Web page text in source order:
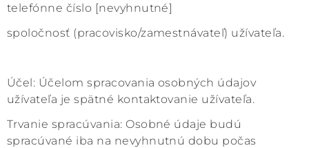
telefónne číslo [nevyhnutné]
spoločnosť (pracovisko/zamestnávateľ) užívateľa.
Účel: Účelom spracovania osobných údajov
užívateľa je spätné kontaktovanie užívateľa.
Trvanie spracúvania: Osobné údaje budú
spracúvané iba na nevyhnutnú dobu počas